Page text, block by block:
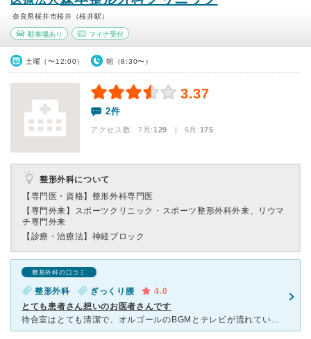
奈良県桜井市桜井（桜井駅）
駐車場あり マイナ受付
土曜（〜12:00） 朝（8:30〜）
3.37
2件
アクセス数 7月:129 | 6月:175
整形外科について
【専門医・資格】 整形外科専門医
【専門外来】 スポーツクリニック・スポーツ整形外科外来、リウマ
チ専門外来
【診療・治療法】 神経ブロック
整形外科の口コミ
整形外科 ぎっくり腰
4.0
とても患者さん想いのお医者さんです
待合室はとても清潔で、オルゴールのBGMとテレビが流れています。 私が行った時は結構たくさんの人が待っていましたが、人数の割には呼ばれるのが早く、スムーズに案内して頂けました。 急な腰痛で駆け込み